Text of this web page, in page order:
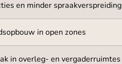
en minder spraakverspreiding
in open zones
in overleg- en vergaderruimtes